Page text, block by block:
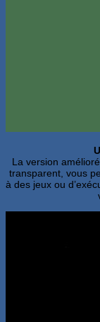
La version
transparent, vous
à des jeux ou